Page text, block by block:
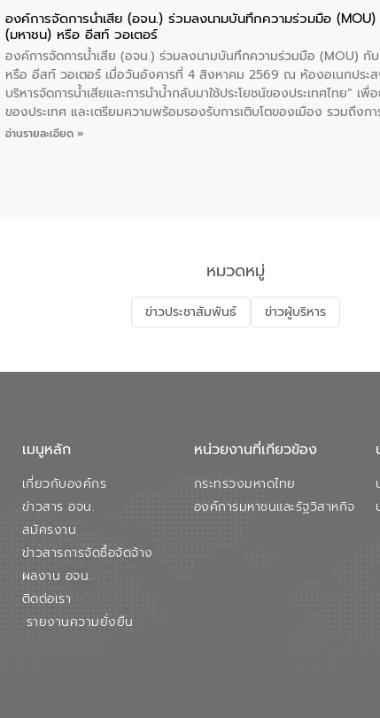
องค์การจัดการน้ำเสีย (อจน.) ร่วมลงนามบันทึกความร่วมมือ
(มหาชน) หรือ อีสท์ วอเตอร์
องค์การจัดการน้ำเสีย (อจน.) ร่วมลงนามบันทึกความร่วมมือ (MOU)
หรือ อีสท์ วอเตอร์ เมื่อวันอังคารที่ 4 สิงหาคม 2569 ณ ห้องอเนกประ
บริหารจัดการน้ำเสียและการนำน้ำกลับมาใช้ประโยชน์ของประเทศไทย”
ของประเทศ และเตรียมความพร้อมรองรับการเติบโตของเมือง รวมถึ
ท้าทายจากวิกฤตการเปลี่ยนแปลงสภาพภูมิอากาศและความเสี่ยงภัยแล้งใ
ตลอดระบบ โดยการนำน้ำบำบัดกลับมาใช้ใหม่จะช่วยลดการพึ่งพาน้ำธรร
ความร่วมมือระหว่างภาครัฐและภาคเอกชนในครั้งนี้ นับเป็นก้าวสำคัญขอ
ฐานด้านน้ำของประเทศ เพื่อยกระดับประสิทธิภาพการใช้ทรัพยากรน้ำให้เ
อ่านรายละเอียด »
หมวดหมู่
ข่าวประชาสัมพันธ์ ข่าวผู้บริหาร
เมนูหลัก
เกี่ยวกับองค์กร
ข่าวสาร อจน.
สมัครงาน
ข่าวสารการจัดซื้อจัดจ้าง
ผลงาน อจน.
ติดต่อเรา
รายงานความยั่งยืน
หน่วยงานที่เกียวข้อง
กระทรวงมหาดไทย
องค์การมหาชนและรัฐวิสาหกิจ